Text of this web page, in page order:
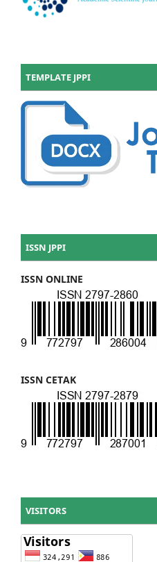
TEMPLATE JPPI
ISSN JPPI
ISSN ONLINE
ISSN CETAK
VISITORS